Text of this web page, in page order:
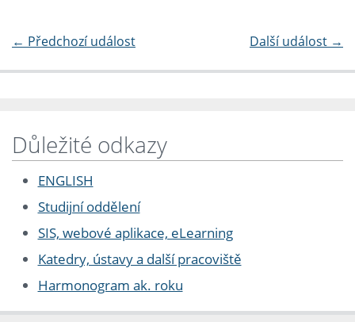
← Předchozí událost Další událost →
Důležité odkazy
ENGLISH
Studijní oddělení
SIS, webové aplikace, eLearning
Katedry, ústavy a další pracoviště
Harmonogram ak. roku